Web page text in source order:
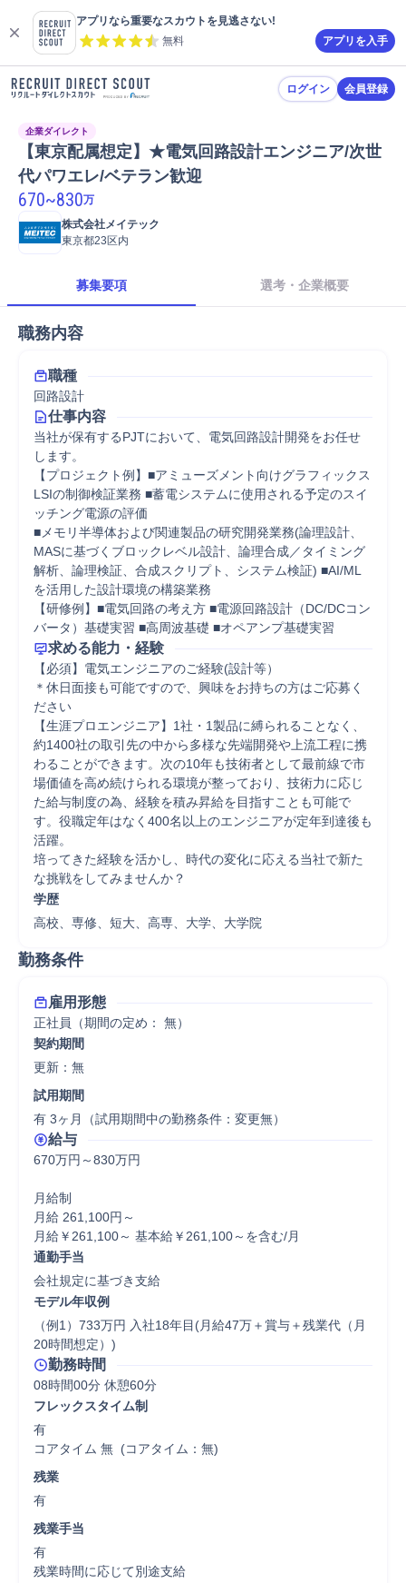
アプリなら重要なスカウトを見逃さない!
無料
アプリを入手
ログイン 会員登録
企業ダイレクト
【東京配属想定】★電気回路設計エンジニア/次世
代パワエレ/ベテラン歓迎
670~830万
株式会社メイテック
東京都23区内
募集要項 選考・企業概要
職務内容
職種
回路設計
仕事内容
当社が保有するPJTにおいて、電気回路設計開発をお任せ
します。
【プロジェクト例】■アミューズメント向けグラフィックス
LSIの制御検証業務 ■蓄電システムに使用される予定のスイ
ッチング電源の評価
■メモリ半導体および関連製品の研究開発業務(論理設計、
MASに基づくブロックレベル設計、論理合成／タイミング
解析、論理検証、合成スクリプト、システム検証) ■AI/ML
を活用した設計環境の構築業務
【研修例】■電気回路の考え方 ■電源回路設計（DC/DCコン
バータ）基礎実習 ■高周波基礎 ■オペアンプ基礎実習
求める能力・経験
【必須】電気エンジニアのご経験(設計等）
＊休日面接も可能ですので、興味をお持ちの方はご応募く
ださい
【生涯プロエンジニア】1社・1製品に縛られることなく、
約1400社の取引先の中から多様な先端開発や上流工程に携
わることができます。次の10年も技術者として最前線で市
場価値を高め続けられる環境が整っており、技術力に応じ
た給与制度の為、経験を積み昇給を目指すことも可能で
す。役職定年はなく400名以上のエンジニアが定年到達後も
活躍。
培ってきた経験を活かし、時代の変化に応える当社で新た
な挑戦をしてみませんか？
学歴
高校、専修、短大、高専、大学、大学院
勤務条件
雇用形態
正社員（期間の定め： 無）
契約期間
更新：無
試用期間
有 3ヶ月（試用期間中の勤務条件：変更無）
給与
670万円～830万円
月給制
月給 261,100円～
月給￥261,100～ 基本給￥261,100～を含む/月
通勤手当
会社規定に基づき支給
モデル年収例
（例1）733万円 入社18年目(月給47万＋賞与＋残業代（月
20時間想定）)
勤務時間
08時間00分 休憩60分
フレックスタイム制
有
コアタイム 無  (コアタイム：無)
残業
有
残業手当
有
残業時間に応じて別途支給